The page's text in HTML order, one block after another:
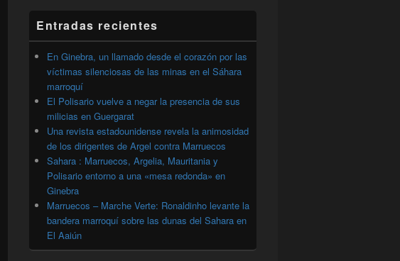
lateral
primaria
Entradas recientes
En Ginebra, un llamado desde el corazón por las
víctimas silenciosas de las minas en el Sáhara
marroquí
El Polisario vuelve a negar la presencia de sus
milicias en Guergarat
Una revista estadounidense revela la animosidad
de los dirigentes de Argel contra Marruecos
Sahara : Marruecos, Argelia, Mauritania y
Polisario entorno a una «mesa redonda» en
Ginebra
Marruecos – Marche Verte: Ronaldinho levante la
bandera marroquí sobre las dunas del Sahara en
El Aaiún